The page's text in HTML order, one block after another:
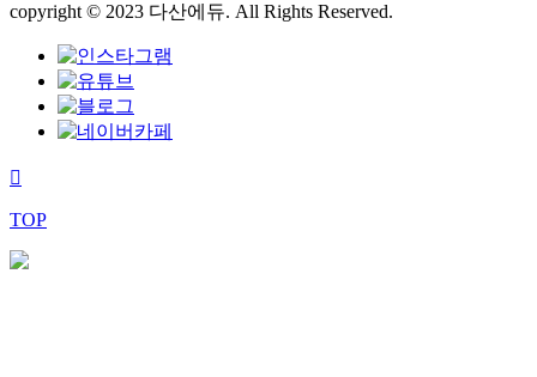
copyright © 2023 다산에듀. All Rights Reserved.
TOP